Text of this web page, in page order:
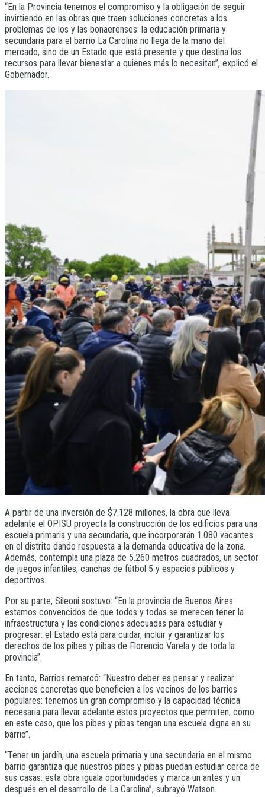
“En la Provincia tenemos el compromiso y la obligación de seguir
invirtiendo en las obras que traen soluciones concretas a los
problemas de los y las bonaerenses: la educación primaria y
secundaria para el barrio La Carolina no llega de la mano del
mercado, sino de un Estado que está presente y que destina los
recursos para llevar bienestar a quienes más lo necesitan”, explicó el
Gobernador.
A partir de una inversión de $7.128 millones, la obra que lleva
adelante el OPISU proyecta la construcción de los edificios para una
escuela primaria y una secundaria, que incorporarán 1.080 vacantes
en el distrito dando respuesta a la demanda educativa de la zona.
Además, contempla una plaza de 5.260 metros cuadrados, un sector
de juegos infantiles, canchas de fútbol 5 y espacios públicos y
deportivos.
Por su parte, Sileoni sostuvo: “En la provincia de Buenos Aires
estamos convencidos de que todos y todas se merecen tener la
infraestructura y las condiciones adecuadas para estudiar y
progresar: el Estado está para cuidar, incluir y garantizar los
derechos de los pibes y pibas de Florencio Varela y de toda la
provincia”.
En tanto, Barrios remarcó: “Nuestro deber es pensar y realizar
acciones concretas que beneficien a los vecinos de los barrios
populares: tenemos un gran compromiso y la capacidad técnica
necesaria para llevar adelante estos proyectos que permiten, como
en este caso, que los pibes y pibas tengan una escuela digna en su
barrio”.
“Tener un jardín, una escuela primaria y una secundaria en el mismo
barrio garantiza que nuestros pibes y pibas puedan estudiar cerca de
sus casas: esta obra iguala oportunidades y marca un antes y un
después en el desarrollo de La Carolina”, subrayó Watson.